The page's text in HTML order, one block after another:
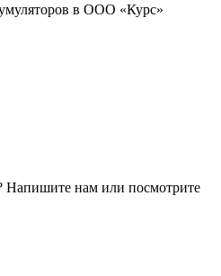
в ООО «Курс»
Напишите нам или посмотрите